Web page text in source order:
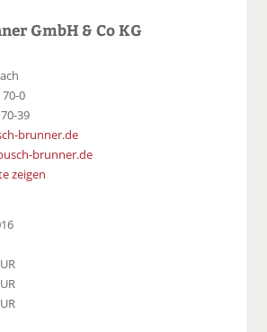
GmbH & Co KG
0
39
brunner.de
brunner.de
zeigen